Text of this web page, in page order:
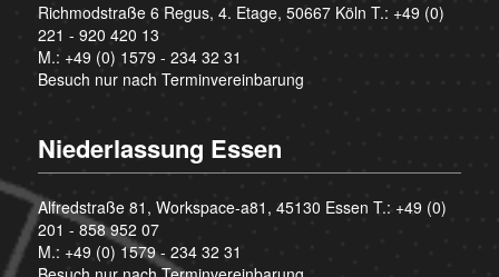
Richmodstraße 6 Regus, 4. Etage, 50667 Köln T.: +49 (0)
221 - 920 420 13
M.: +49 (0) 1579 - 234 32 31
Besuch nur nach Terminvereinbarung
Niederlassung Essen
Alfredstraße 81, Workspace-a81, 45130 Essen T.: +49 (0)
201 - 858 952 07
M.: +49 (0) 1579 - 234 32 31